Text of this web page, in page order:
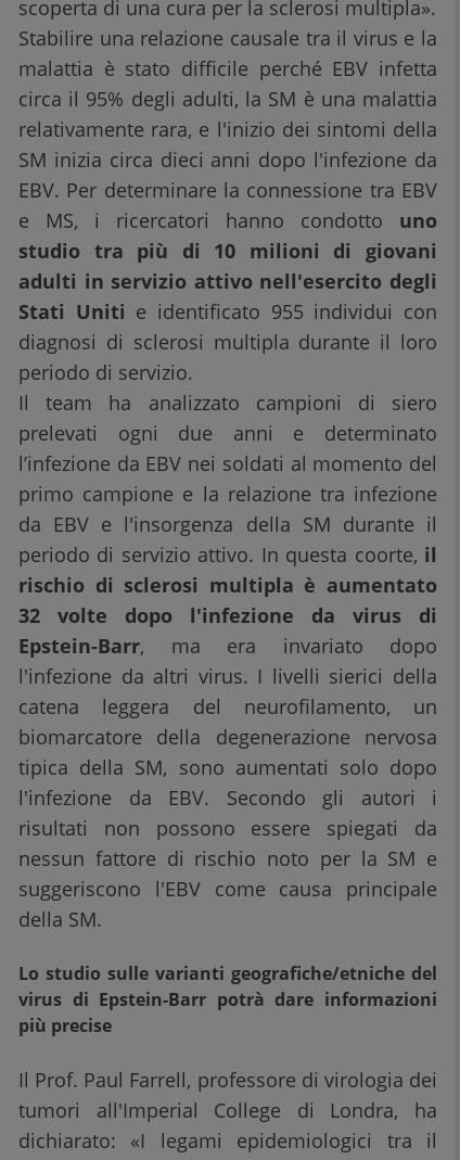
scoperta di una cura per la sclerosi multipla».
Stabilire una relazione causale tra il virus e la
malattia è stato difficile perché EBV infetta
circa il 95% degli adulti, la SM è una malattia
relativamente rara, e l'inizio dei sintomi della
SM inizia circa dieci anni dopo l'infezione da
EBV. Per determinare la connessione tra EBV
e MS, i ricercatori hanno condotto uno
studio tra più di 10 milioni di giovani
adulti in servizio attivo nell'esercito degli
Stati Uniti e identificato 955 individui con
diagnosi di sclerosi multipla durante il loro
periodo di servizio.
Il team ha analizzato campioni di siero
prelevati ogni due anni e determinato
l’infezione da EBV nei soldati al momento del
primo campione e la relazione tra infezione
da EBV e l'insorgenza della SM durante il
periodo di servizio attivo. In questa coorte, il
rischio di sclerosi multipla è aumentato
32 volte dopo l'infezione da virus di
Epstein-Barr, ma era invariato dopo
l'infezione da altri virus. I livelli sierici della
catena leggera del neurofilamento, un
biomarcatore della degenerazione nervosa
tipica della SM, sono aumentati solo dopo
l'infezione da EBV. Secondo gli autori i
risultati non possono essere spiegati da
nessun fattore di rischio noto per la SM e
suggeriscono l'EBV come causa principale
della SM.
Lo studio sulle varianti geografiche/etniche del
virus di Epstein-Barr potrà dare informazioni
più precise
Il Prof. Paul Farrell, professore di virologia dei
tumori all'Imperial College di Londra, ha
dichiarato: «I legami epidemiologici tra il